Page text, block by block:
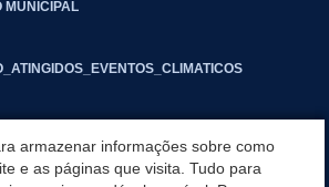
MUNICIPAL
armazenar informações sobre como
e as páginas que visita. Tudo para